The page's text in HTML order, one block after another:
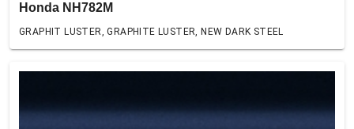
Honda NH782M
GRAPHIT LUSTER, GRAPHITE LUSTER, NEW DARK STEEL